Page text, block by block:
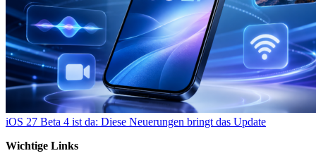
iOS 27 Beta 4 ist da: Diese Neuerungen bringt das Update
Wichtige Links